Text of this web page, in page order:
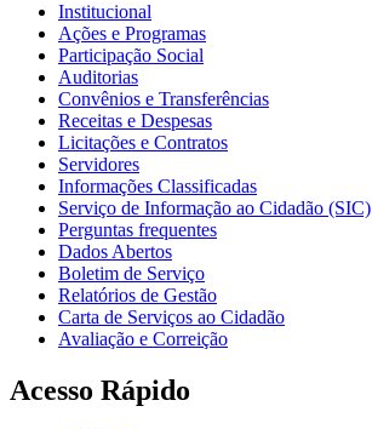
Institucional
Ações e Programas
Participação Social
Auditorias
Convênios e Transferências
Receitas e Despesas
Licitações e Contratos
Servidores
Informações Classificadas
Serviço de Informação ao Cidadão (SIC)
Perguntas frequentes
Dados Abertos
Boletim de Serviço
Relatórios de Gestão
Carta de Serviços ao Cidadão
Avaliação e Correição
Acesso Rápido